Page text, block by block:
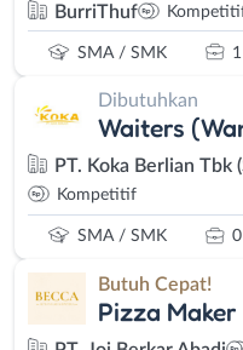
BurriThuf
SMA / SMK
Dibutuhkan
Waiters
PT. Koka Berlian Tbk
Kompetitif
SMA / SMK
Butuh Cepat!
Pizza Maker